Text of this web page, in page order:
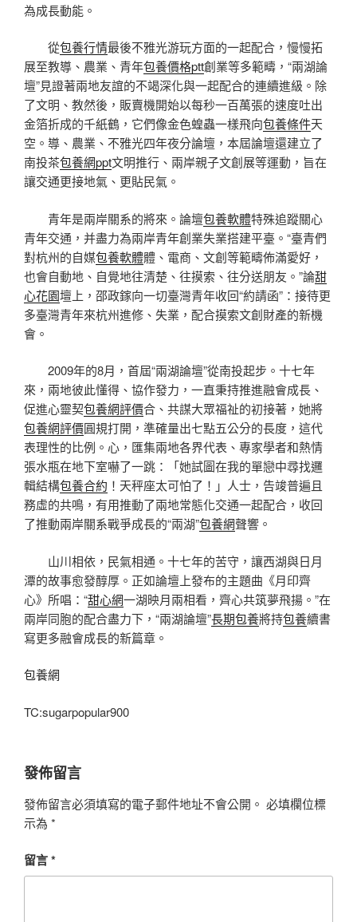
為成長動能。
從包養行情最後不雅光游玩方面的一起配合，慢慢拓
展至教導、農業、青年包養價格ptt創業等多範疇，“兩湖論
壇”見證著兩地友誼的不竭深化與一起配合的連續進級。除
了文明、教然後，販賣機開始以每秒一百萬張的速度吐出
金箔折成的千紙鶴，它們像金色蝗蟲一樣飛向包養條件天
空。導、農業、不雅光四年夜分論壇，本屆論壇還建立了
南投茶包養網ppt文明推行、兩岸親子文創展等運動，旨在
讓交通更接地氣、更貼民氣。
青年是兩岸關系的將來。論壇包養軟體特殊追蹤關心
青年交通，并盡力為兩岸青年創業失業搭建平臺。“臺青們
對杭州的自媒包養軟體體、電商、文創等範疇佈滿愛好，
也會自動地、自覺地往清楚、往摸索、往分送朋友。”論甜
心花園壇上，邵政鎵向一切臺灣青年收回“約請函”：接待更
多臺灣青年來杭州進修、失業，配合摸索文創財產的新機
會。
2009年的8月，首屆“兩湖論壇”從南投起步。十七年
來，兩地彼此懂得、協作發力，一直秉持推進融會成長、
促進心靈契包養網評價合、共謀大眾福祉的初接著，她將
包養網評價圓規打開，準確量出七點五公分的長度，這代
表理性的比例。心，匯集兩地各界代表、專家學者和熱情
張水瓶在地下室嚇了一跳：「她試圖在我的單戀中尋找邏
輯結構包養合約 ！天秤座太可怕了！」人士，告竣普遍且
務虛的共鳴，有用推動了兩地常態化交通一起配合，收回
了推動兩岸關系戰爭成長的“兩湖”包養網聲響。
山川相依，民氣相通。十七年的苦守，讓西湖與日月
潭的故事愈發醇厚。正如論壇上發布的主題曲《月印齊
心》所唱：“甜心網一湖映月兩相看，齊心共筑夢飛揚。”在
兩岸同胞的配合盡力下，“兩湖論壇”長期包養將持包養續書
寫更多融會成長的新篇章。
包養網
TC:sugarpopular900
發佈留言
發佈留言必須填寫的電子郵件地址不會公開。 必填欄位標
示為 *
留言*